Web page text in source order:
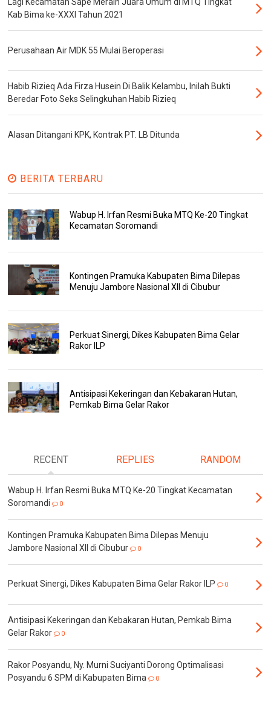
Lagi Kecamatan Sape Meraih Juara Umum di MTQ Tingkat
Kab Bima ke-XXXI Tahun 2021
Perusahaan Air MDK 55 Mulai Beroperasi
Habib Rizieq Ada Firza Husein Di Balik Kelambu, Inilah Bukti
Beredar Foto Seks Selingkuhan Habib Rizieq
Alasan Ditangani KPK, Kontrak PT. LB Ditunda
BERITA TERBARU
Wabup H. Irfan Resmi Buka MTQ Ke-20 Tingkat
Kecamatan Soromandi
Kontingen Pramuka Kabupaten Bima Dilepas
Menuju Jambore Nasional XII di Cibubur
Perkuat Sinergi, Dikes Kabupaten Bima Gelar
Rakor ILP
Antisipasi Kekeringan dan Kebakaran Hutan,
Pemkab Bima Gelar Rakor
RECENT REPLIES RANDOM
Wabup H. Irfan Resmi Buka MTQ Ke-20 Tingkat Kecamatan
Soromandi
0
Kontingen Pramuka Kabupaten Bima Dilepas Menuju
Jambore Nasional XII di Cibubur
0
Perkuat Sinergi, Dikes Kabupaten Bima Gelar Rakor ILP 0
Antisipasi Kekeringan dan Kebakaran Hutan, Pemkab Bima
Gelar Rakor
0
Rakor Posyandu, Ny. Murni Suciyanti Dorong Optimalisasi
Posyandu 6 SPM di Kabupaten Bima
0